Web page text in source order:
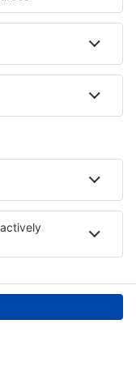
do Administrador
momento - por
específica - o
Após a
menos que prove a
dados, superiores
pessoa, cujos dados
de processamento
6.º secção 1
para fins de
não precisa ser
e o
processar dados